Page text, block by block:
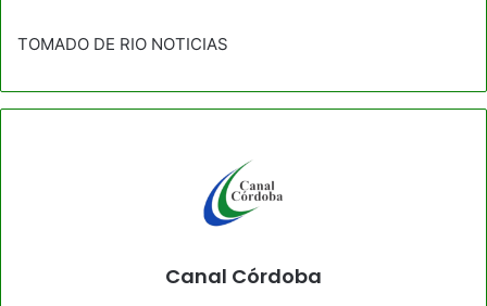
TOMADO DE RIO NOTICIAS
Canal Córdoba